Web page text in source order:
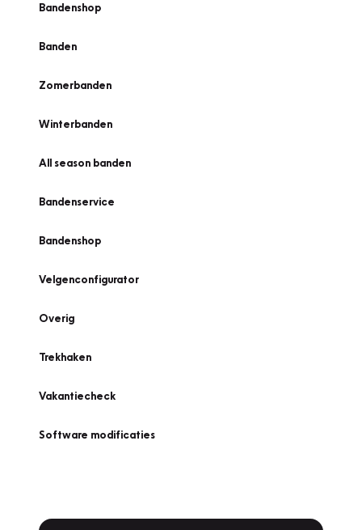
Bandenshop
Banden
Zomerbanden
Winterbanden
All season banden
Bandenservice
Bandenshop
Velgenconfigurator
Overig
Trekhaken
Vakantiecheck
Software modificaties